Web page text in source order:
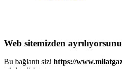
Web sitemizden
Bu bağlantı sizi https://